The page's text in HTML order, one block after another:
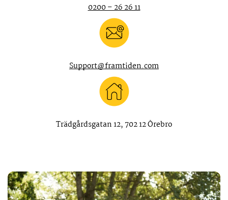
0200 – 26 26 11
Support@framtiden.com
Trädgårdsgatan 12, 702 12 Örebro